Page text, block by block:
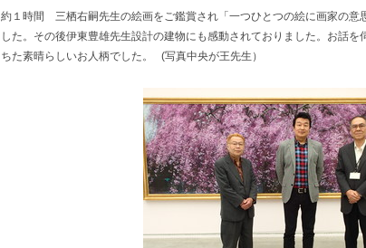
約１時間 三栖右嗣先生の絵画をご鑑賞され「一つひとつの絵に画家の意
した。その後伊東豊雄先生設計の建物にも感動されておりました。お話
ちた素晴らしいお人柄でした。 (写真中央が王先生）